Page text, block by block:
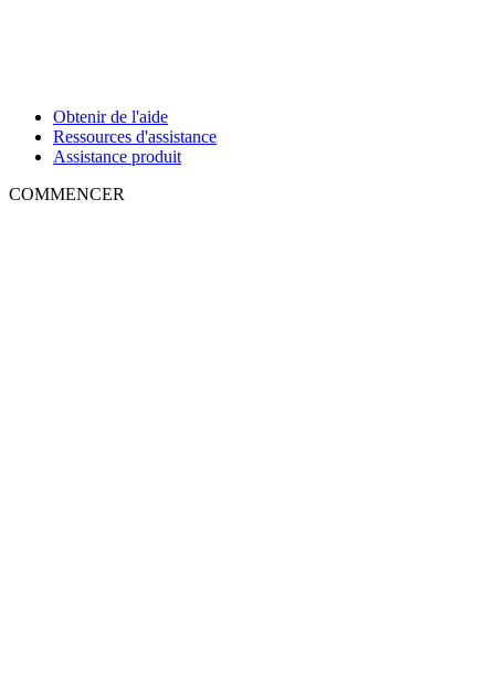
Obtenir de l'aide
Ressources d'assistance
Assistance produit
COMMENCER